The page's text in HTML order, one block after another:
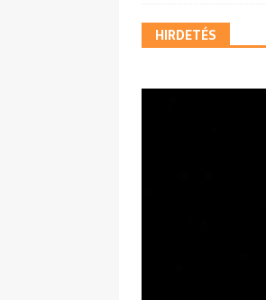
HIRDETÉS